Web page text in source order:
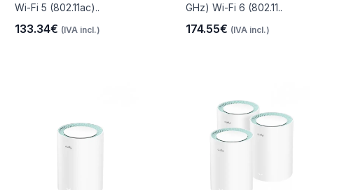
Wi-Fi 5 (802.11ac)..
133.34€ (IVA incl.)
GHz) Wi-Fi 6 (802.11..
174.55€ (IVA incl.)